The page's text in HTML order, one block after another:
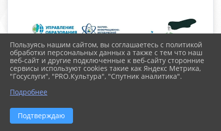
Пользуясь нашим сайтом, вы соглашаетесь с политикой
обработки персональных данных а также с тем что наш
веб-сайт и другие подключенные к веб-сайту сторонние
сервисы используют cookies такие как Яндекс Метрика,
"Госуслуги", "PRO.Культура", "Спутник аналитика".
Подробнее
Подтверждаю